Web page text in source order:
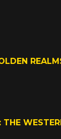
THE